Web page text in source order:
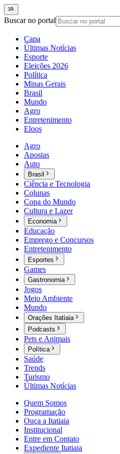
Buscar no portal
Capa
Últimas Notícias
Esporte
Eleições 2026
Política
Minas Gerais
Brasil
Mundo
Agro
Entretenimento
Eloos
Agro
Apostas
Auto
Brasil
Ciência e Tecnologia
Colunas
Copa do Mundo
Cultura e Lazer
Economia
Educação
Emprego e Concursos
Entretenimento
Esportes
Games
Gastronomia
Jogos
Meio Ambiente
Mundo
Orações Itatiaia
Podcasts
Pets e Animais
Política
Saúde
Trends
Turismo
Últimas Notícias
Quem Somos
Programação
Ouça a Itatiaia
Institucional
Entre em Contato
Expediente Itatiaia